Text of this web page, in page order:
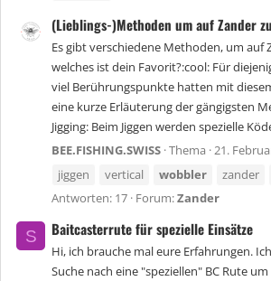
(Lieblings-)Methoden um auf Zander
Es gibt verschiedene Methoden, um auf
welches ist dein Favorit?:cool: Für
viel Berührungspunkte hatten mit
eine kurze Erläuterung der gängigsten
Jigging: Beim Jiggen werden spezielle
BEE.FISHING.SWISS Thema 21.
jiggen
vertical wobbler zander
Antworten: 17 Forum:Zander
S Baitcasterrute für spezielle Einsätze
Hi, ich brauche mal eure Erfahrungen.
Suche nach eine "speziellen" BC Rute